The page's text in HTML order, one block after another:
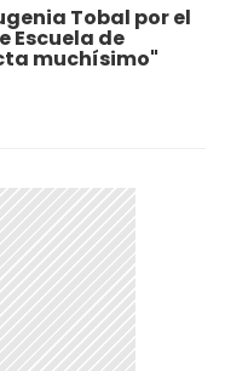
Tobal por el
Escuela de
muchísimo"